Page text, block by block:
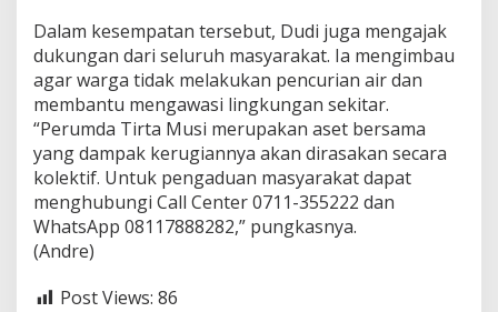
Dalam kesempatan tersebut, Dudi juga mengajak
dukungan dari seluruh masyarakat. Ia mengimbau
agar warga tidak melakukan pencurian air dan
membantu mengawasi lingkungan sekitar.
“Perumda Tirta Musi merupakan aset bersama
yang dampak kerugiannya akan dirasakan secara
kolektif. Untuk pengaduan masyarakat dapat
menghubungi Call Center 0711-355222 dan
WhatsApp 08117888282,” pungkasnya.
(Andre)
Post Views: 86